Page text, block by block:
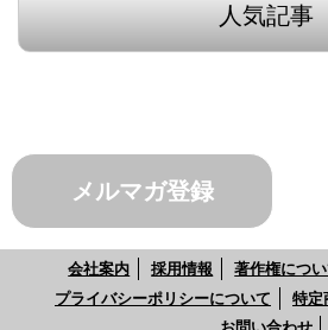
人気記事
メルマガ登録
会社案内 採用情報 著作権につ
プライバシーポリシーについて
特定